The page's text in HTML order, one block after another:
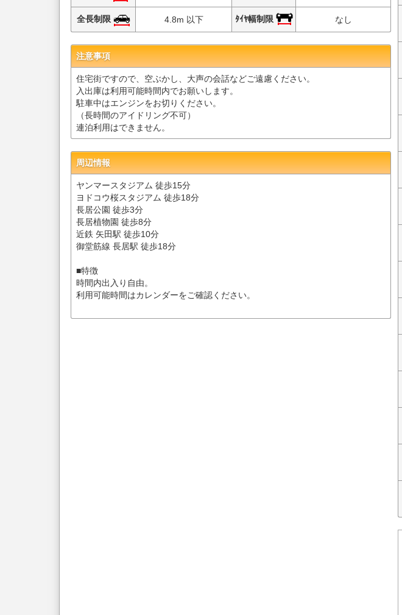
全長制限 4.8m 以下 ﾀｲﾔ幅制限 なし
注意事項
住宅街ですので、空ぶかし、大声の会話などご遠慮ください。
入出庫は利用可能時間内でお願いします。
駐車中はエンジンをお切りください。
（長時間のアイドリング不可）
連泊利用はできません。
周辺情報
ヤンマースタジアム 徒歩15分
ヨドコウ桜スタジアム 徒歩18分
長居公園 徒歩3分
長居植物園 徒歩8分
近鉄 矢田駅 徒歩10分
御堂筋線 長居駅 徒歩18分
■特徴
時間内出入り自由。
利用可能時間はカレンダーをご確認ください。